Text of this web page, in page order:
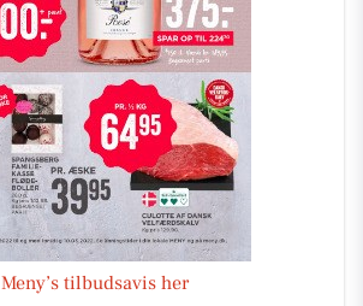
Meny’s tilbudsavis her